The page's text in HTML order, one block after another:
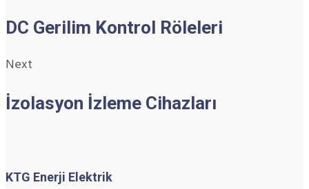
DC Gerilim Kontrol Röleleri
Next
İzolasyon İzleme Cihazları
KTG Enerji Elektrik